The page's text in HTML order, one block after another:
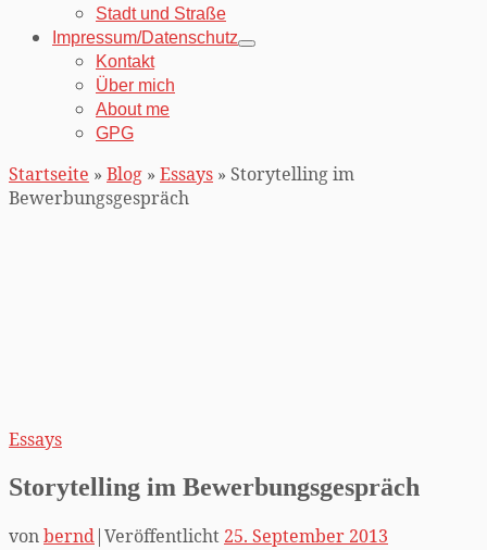
Stadt und Straße
Impressum/Datenschutz
Kontakt
Über mich
About me
GPG
Startseite » Blog » Essays » Storytelling im
Bewerbungsgespräch
Essays
Storytelling im Bewerbungsgespräch
vonbernd|Veröffentlicht 25. September 2013